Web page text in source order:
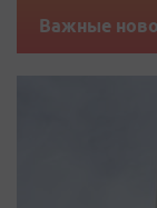
Важные